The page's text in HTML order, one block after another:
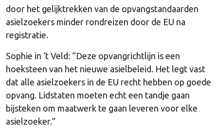
door het gelijktrekken van de opvangstandaarden
asielzoekers minder rondreizen door de EU na
registratie.
Sophie in ‘t Veld: “Deze opvangrichtlijn is een
hoeksteen van het nieuwe asielbeleid. Het legt vast
dat alle asielzoekers in de EU recht hebben op goede
opvang. Lidstaten moeten echt een tandje gaan
bijsteken om maatwerk te gaan leveren voor elke
asielzoeker.”